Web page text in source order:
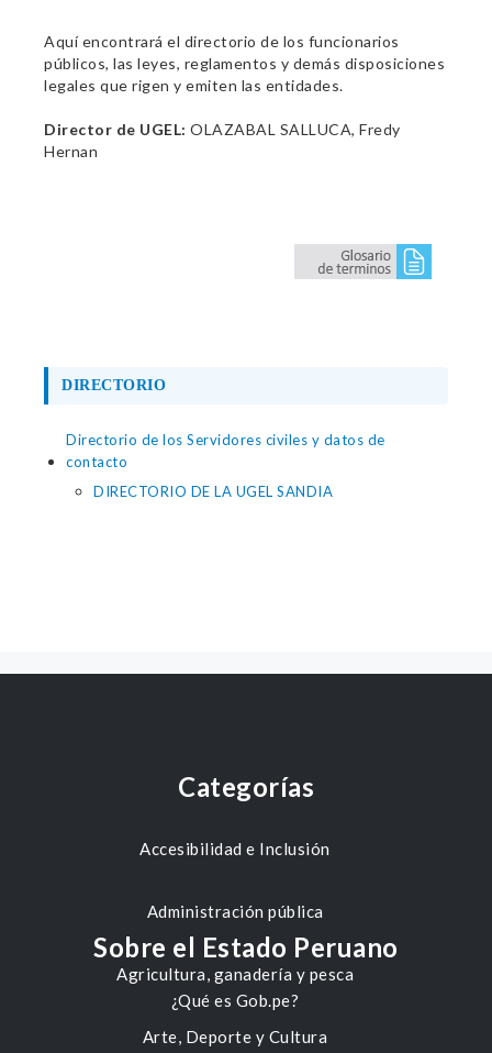
Aquí encontrará el directorio de los funcionarios
públicos, las leyes, reglamentos y demás disposiciones
legales que rigen y emiten las entidades.
Director de UGEL: OLAZABAL SALLUCA, Fredy
Hernan
DIRECTORIO
Directorio de los Servidores civiles y datos de
contacto
DIRECTORIO DE LA UGEL SANDIA
Categorías
Accesibilidad e Inclusión
Administración pública
Agricultura, ganadería y pesca
Arte, Deporte y Cultura
Sobre el Estado Peruano
¿Qué es Gob.pe?